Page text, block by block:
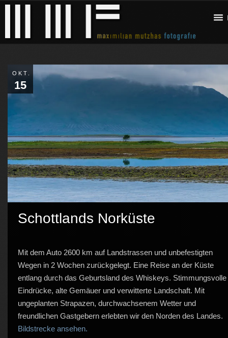
OKT.
15
Schottlands Norküste
Mit dem Auto 2600 km auf Landstrassen und unbefestigten
Wegen in 2 Wochen zurückgelegt. Eine Reise an der Küste
entlang durch das Geburtsland des Whiskeys. Stimmungsvolle
Eindrücke, alte Gemäuer und verwitterte Landschaft. Mit
ungeplanten Strapazen, durchwachsenem Wetter und
freundlichen Gastgebern erlebten wir den Norden des Landes.
Bildstrecke ansehen.